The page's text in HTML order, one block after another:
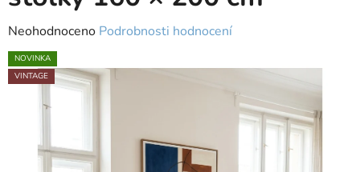
Průměrné
hodnocení
produktu
Neohodnoceno Podrobnosti hodnocení
NOVINKA
VINTAGE